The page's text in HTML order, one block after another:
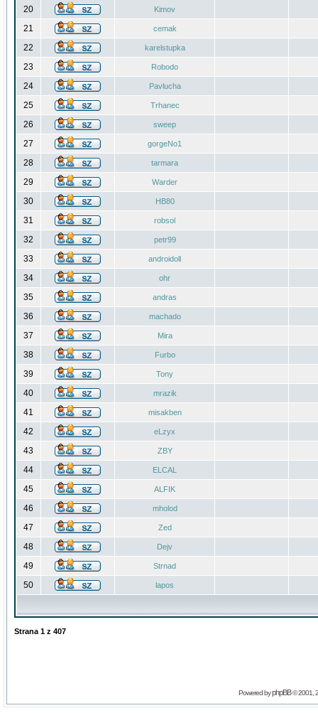
20 Kimov
21 cemak
22 karelstupka
23 Robodo
24 Pavlucha
25 Trhanec
26 sweep
27 gorgeNo1
28 tarmara
29 Warder
30 HB80
31 robsol
32 petr99
33 androidoll
34 ohr
35 andras
36 machado
37 Mira
38 Furbo
39 Tony
40 mrazik
41 misakben
42 eLzyx
43 ZBY
44 ELCAL
45 ALFIK
46 mholod
47 Zed
48 Dejv
49 Strnad
50 lapos
Strana 1 z 407
Powered byphpBB© 2001,